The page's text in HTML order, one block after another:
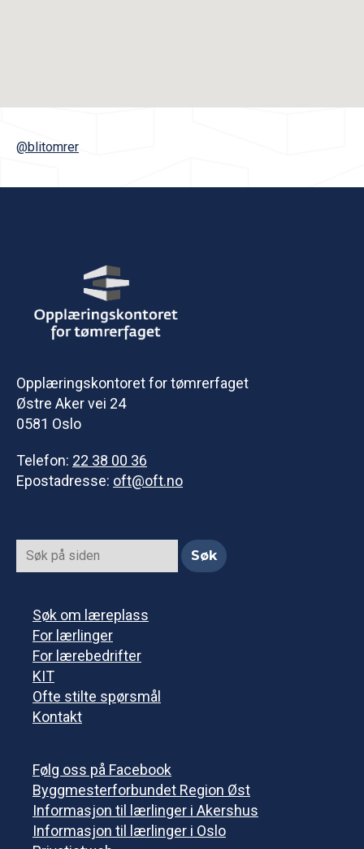
@blitomrer
Opplæringskontoret for tømrerfaget
Østre Aker vei 24
0581 Oslo
Telefon: 22 38 00 36
Epostadresse: oft@oft.no
Søk om læreplass
For lærlinger
For lærebedrifter
KIT
Ofte stilte spørsmål
Kontakt
Følg oss på Facebook
Byggmesterforbundet Region Øst
Informasjon til lærlinger i Akershus
Informasjon til lærlinger i Oslo